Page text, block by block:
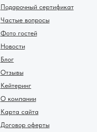
Договор оферты
Блог
Подарочный сертификат
Частые вопросы
Фото гостей
Новости
Отзывы
Кейтеринг
О компании
Карта сайта